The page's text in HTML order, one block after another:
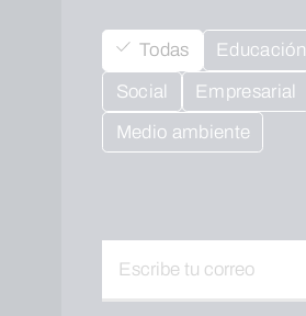
Todas Educación
Social
Empresarial
Medio ambiente